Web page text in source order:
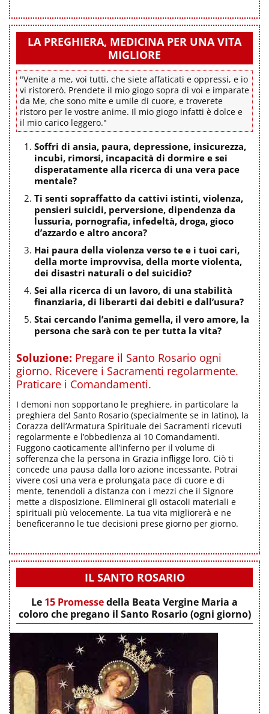
LA PREGHIERA, MEDICINA PER UNA VITA
MIGLIORE
"Venite a me, voi tutti, che siete affaticati e oppressi, e io
vi ristorerò. Prendete il mio giogo sopra di voi e imparate
da Me, che sono mite e umile di cuore, e troverete
ristoro per le vostre anime. Il mio giogo infatti è dolce e
il mio carico leggero."
Soffri di ansia, paura, depressione, insicurezza,
incubi, rimorsi, incapacità di dormire e sei
disperatamente alla ricerca di una vera pace
mentale?
Ti senti sopraffatto da cattivi istinti, violenza,
pensieri suicidi, perversione, dipendenza da
lussuria, pornografia, infedeltà, droga, gioco
d’azzardo e altro ancora?
Hai paura della violenza verso te e i tuoi cari,
della morte improvvisa, della morte violenta,
dei disastri naturali o del suicidio?
Sei alla ricerca di un lavoro, di una stabilità
finanziaria, di liberarti dai debiti e dall’usura?
Stai cercando l’anima gemella, il vero amore, la
persona che sarà con te per tutta la vita?
Soluzione: Pregare il Santo Rosario ogni
giorno. Ricevere i Sacramenti regolarmente.
Praticare i Comandamenti.
I demoni non sopportano le preghiere, in particolare la
preghiera del Santo Rosario (specialmente se in latino), la
Corazza dell’Armatura Spirituale dei Sacramenti ricevuti
regolarmente e l’obbedienza ai 10 Comandamenti.
Fuggono caoticamente all’inferno per il volume di
sofferenza che la persona in Grazia infligge loro. Ciò ti
concede una pausa dalla loro azione incessante. Potrai
vivere così una vera e prolungata pace di cuore e di
mente, tenendoli a distanza con i mezzi che il Signore
mette a disposizione. Eliminerai gli ostacoli materiali e
spirituali più velocemente. La tua vita migliorerà e ne
beneficeranno le tue decisioni prese giorno per giorno.
IL SANTO ROSARIO
Le 15 Promessedella Beata Vergine Maria a
coloro che pregano il Santo Rosario (ogni giorno)